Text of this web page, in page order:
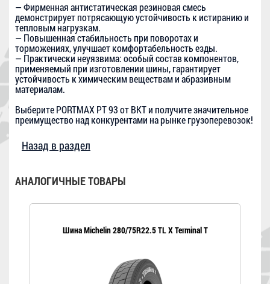
— Фирменная антистатическая резиновая смесь
демонстрирует потрясающую устойчивость к истиранию и
тепловым нагрузкам.
— Повышенная стабильность при поворотах и
торможениях, улучшает комфортабельность езды.
— Практически неуязвима: особый состав компонентов,
применяемый при изготовлении шины, гарантирует
устойчивость к химическим веществам и абразивным
материалам.
Выберите PORTMAX PT 93 от BKT и получите значительное
преимущество над конкурентами на рынке грузоперевозок!
Назад в раздел
АНАЛОГИЧНЫЕ ТОВАРЫ
Шина Michelin 280/75R22.5 TL X Terminal T